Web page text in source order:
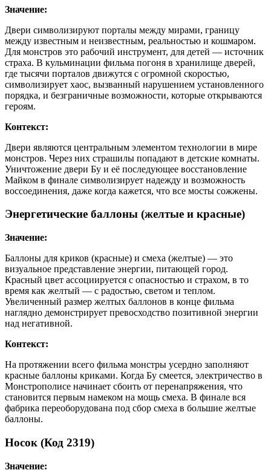
Значение:
Двери символизируют порталы между мирами, границу
между известным и неизвестным, реальностью и кошмаром.
Для монстров это рабочий инструмент, для детей — источник
страха. В кульминации фильма погоня в хранилище дверей,
где тысячи порталов движутся с огромной скоростью,
символизирует хаос, вызванный нарушением установленного
порядка, и безграничные возможности, которые открываются
героям.
Контекст:
Двери являются центральным элементом технологии в мире
монстров. Через них страшилы попадают в детские комнаты.
Уничтожение двери Бу и её последующее восстановление
Майком в финале символизирует надежду и возможность
воссоединения, даже когда кажется, что все мосты сожжены.
Энергетические баллоны (желтые и красные)
Значение:
Баллоны для криков (красные) и смеха (желтые) — это
визуальное представление энергии, питающей город.
Красный цвет ассоциируется с опасностью и страхом, в то
время как желтый — с радостью, светом и теплом.
Увеличенный размер желтых баллонов в конце фильма
наглядно демонстрирует превосходство позитивной энергии
над негативной.
Контекст:
На протяжении всего фильма монстры усердно заполняют
красные баллоны криками. Когда Бу смеется, электричество в
Монстрополисе начинает сбоить от перенапряжения, что
становится первым намеком на мощь смеха. В финале вся
фабрика переоборудована под сбор смеха в большие желтые
баллоны.
Носок (Код 2319)
Значение: